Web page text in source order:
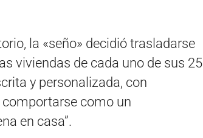
la «seño» decidió trasladarse
viviendas de cada uno de sus 25
y personalizada, con
comportarse como un
en casa”.